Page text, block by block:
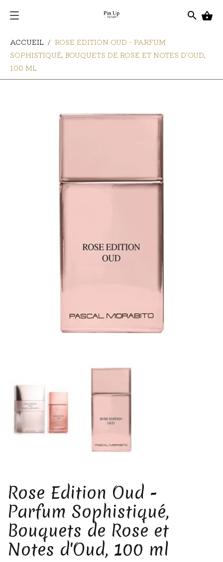

search
ACCUEIL
ROSE EDITION OUD - PARFUM
SOPHISTIQUÉ, BOUQUETS DE ROSE ET NOTES D'OUD,
100 ML
Rose Edition Oud -
Parfum Sophistiqué,
Bouquets de Rose et
Notes d'Oud, 100 ml